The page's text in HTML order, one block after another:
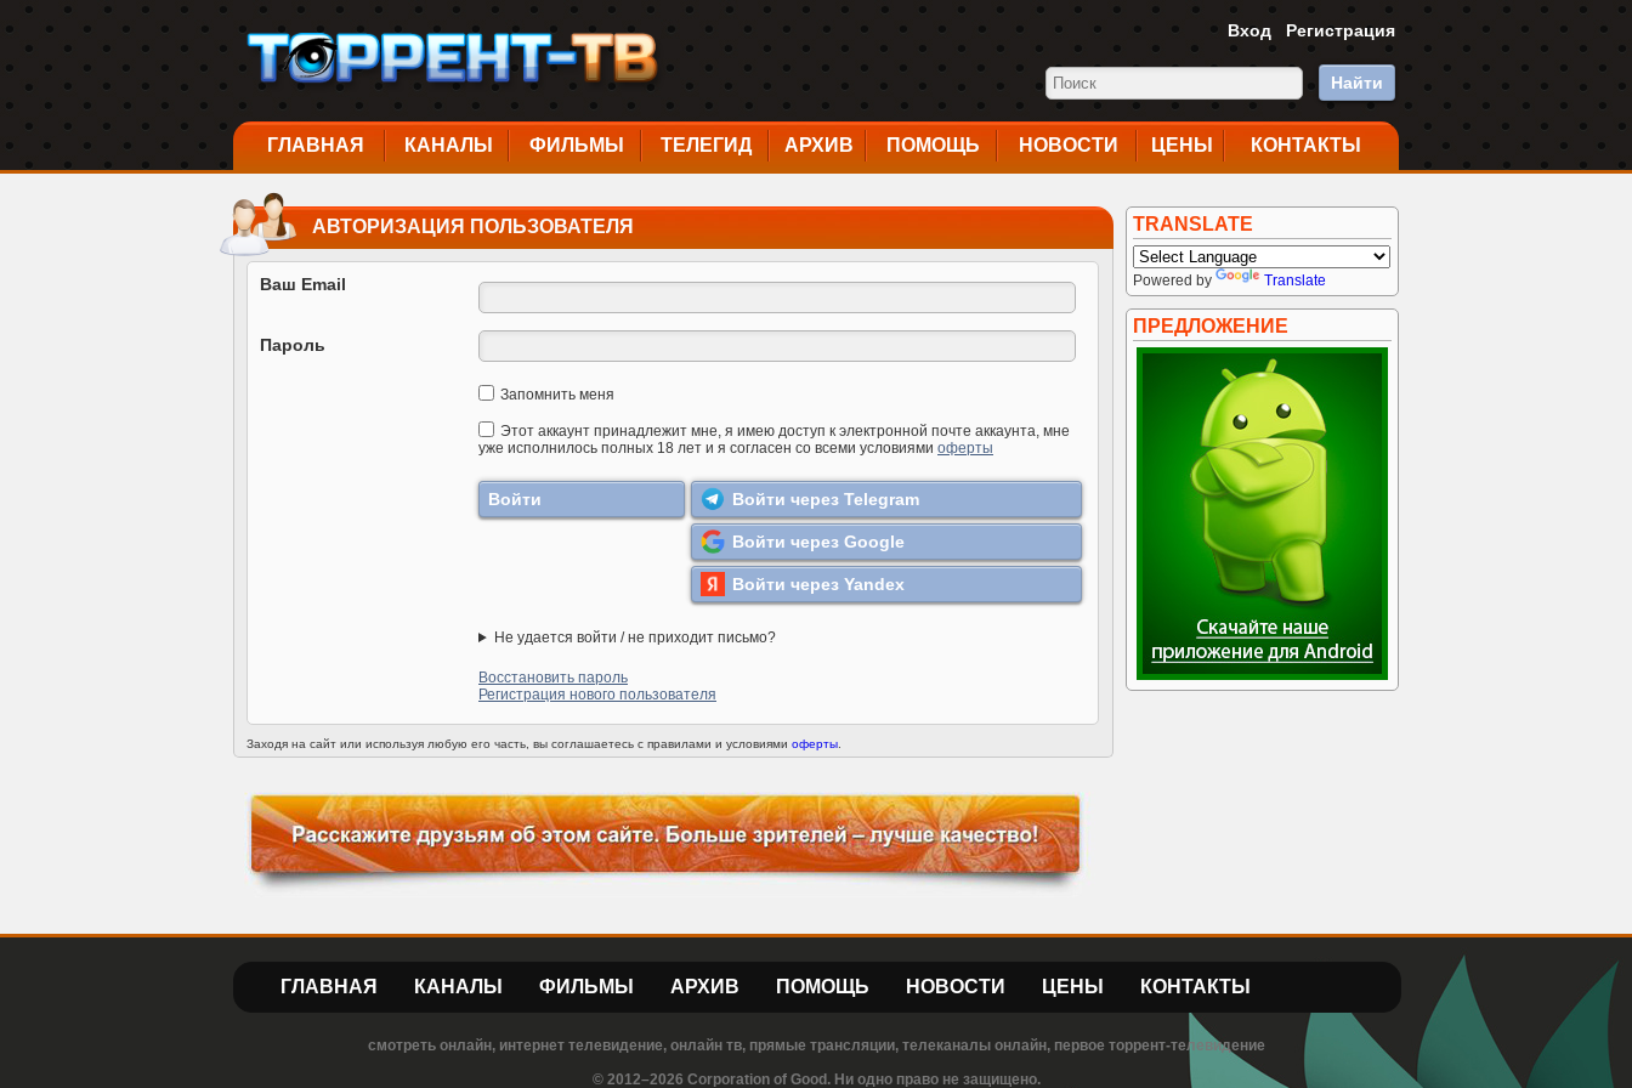
Вход Регистрация
Найти
ГЛАВНАЯ КАНАЛЫ ФИЛЬМЫ ТЕЛЕГИД АРХИВ ПОМОЩЬ НОВОСТИ ЦЕНЫ КОНТАКТЫ
АВТОРИЗАЦИЯ ПОЛЬЗОВАТЕЛЯ
Ваш Email
Пароль
Запомнить меня
Этот аккаунт принадлежит мне, я имею доступ к электронной почте аккаунта, мне
уже исполнилось полных 18 лет и я согласен со всеми условиями оферты
Войти через Telegram
Войти через Google
Войти через Yandex
Не удается войти / не приходит письмо?
Восстановить пароль
Регистрация нового пользователя
Заходя на сайт или используя любую его часть, вы соглашаетесь с правилами и условиями оферты
TRANSLATE
Powered by Translate
ПРЕДЛОЖЕНИЕ
ГЛАВНАЯ КАНАЛЫ ФИЛЬМЫ АРХИВ ПОМОЩЬ НОВОСТИ ЦЕНЫ КОНТАКТЫ
смотреть онлайн, интернет телевидение, онлайн тв, прямые трансляции, телеканалы онлайн, первое торрент-телевидение
© 2012–2026 Corporation of Good. Ни одно право не защищено.